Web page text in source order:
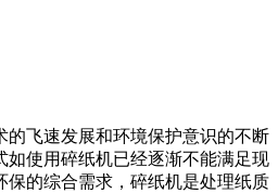
的飞速发展和环境保护意识的不断
如使用碎纸机已经逐渐不能满足现
保的综合需求，碎纸机是处理纸质